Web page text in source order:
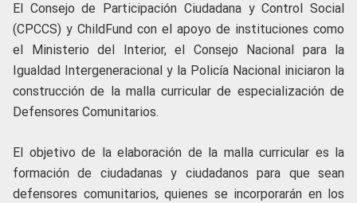
El Consejo de Participación Ciudadana y Control Social
(CPCCS) y ChildFund con el apoyo de instituciones como
el Ministerio del Interior, el Consejo Nacional para la
Igualdad Intergeneracional y la Policía Nacional iniciaron la
construcción de la malla curricular de especialización de
Defensores Comunitarios.
El objetivo de la elaboración de la malla curricular es la
formación de ciudadanas y ciudadanos para que sean
defensores comunitarios, quienes se incorporarán en los